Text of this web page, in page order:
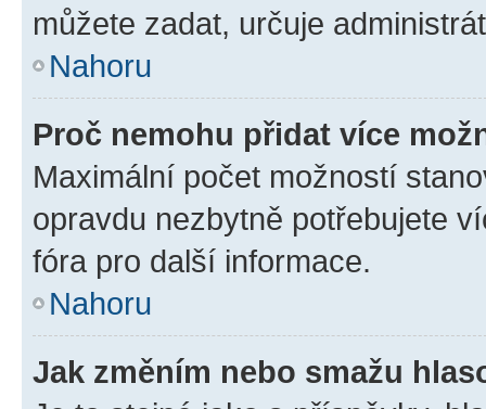
můžete zadat, určuje
Nahoru
Proč nemohu přidat více
Maximální počet možností
opravdu nezbytně potřebujete
fóra pro další informace.
Nahoru
Jak změním nebo smažu